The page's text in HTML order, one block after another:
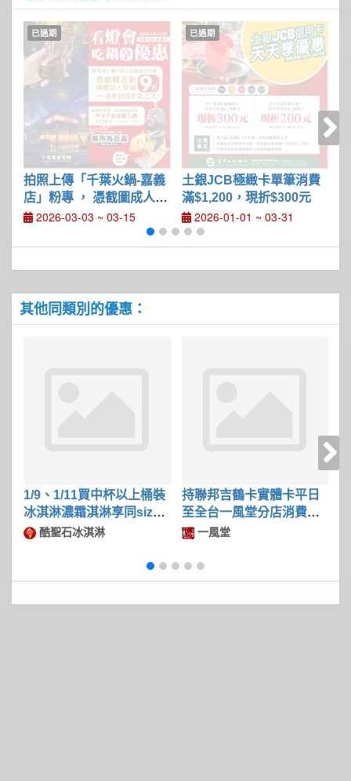
已過期
拍照上傳「千葉火鍋-嘉義
店」粉專 ， 憑截圖成人開
鍋享9折
2026-03-03 ~ 03-15
已過期
土銀JCB極緻卡單筆消費
滿$1,200，現折$300元
2026-01-01 ~ 03-31
其他同類別的優惠：
1/9、1/11買中杯以上桶裝
冰淇淋濃霜淇淋享同size
冰淇淋第二件50
酷聖石冰淇淋
持聯邦吉鶴卡實體卡平日
至全台一風堂分店消費滿
$600可現折$50
一風堂